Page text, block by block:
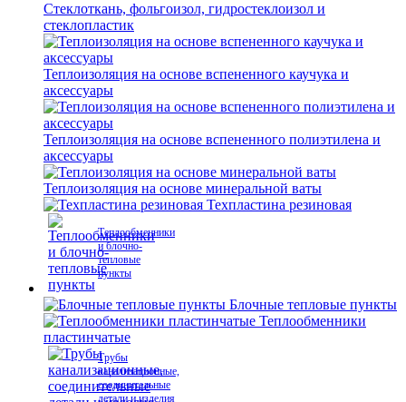
Стеклоткань, фольгоизол, гидростеклоизол и
стеклопластик
Теплоизоляция на основе вспененного каучука и
аксессуары
Теплоизоляция на основе вспененного полиэтилена и
аксессуары
Теплоизоляция на основе минеральной ваты
Техпластина резиновая
Теплообменники
и блочно-
тепловые
пункты
Блочные тепловые пункты
Теплообменники
пластинчатые
Трубы
канализационные,
соединительные
детали и изделия